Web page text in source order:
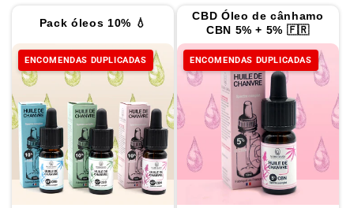
Pack óleos 10% 💧
ENCOMENDAS DUPLICADAS
CBD Óleo de cânhamo
CBN 5% + 5% 🇫🇷
ENCOMENDAS DUPLICADAS